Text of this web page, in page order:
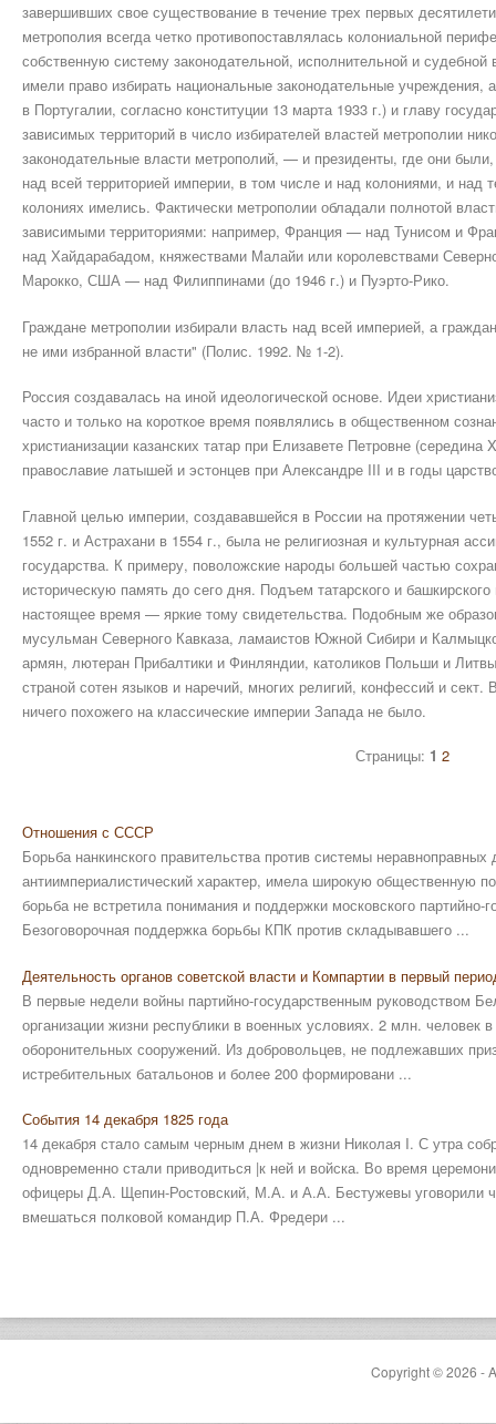
завершивших свое существо­вание в течение трех первых
метрополия всегда четко противопоставлялась колониальной
собственную систему законодательной, исполнительной и
имели право избирать национальные законодательные учреждения,
в Португалии, согласно конституции 13 марта 1933 г.) и главу
зависимых территорий в число избирателей властей метрополии
законодательные власти метрополий, — и президенты, где они
над всей территорией империи, в том числе и над колониями, и
колониях имелись. Фактически метрополии обладали полнотой
зависимыми территориями: например, Франция — над Тунисом и
над Хайдарабадом, княжествами Малайи или королевствами
Марокко, США — над Филиппинами (до 1946 г.) и Пуэрто-Рико.
Граждане метрополии избирали власть над всей империей, а
не ими избранной власти" (Полис. 1992. № 1-2).
Россия создавалась на иной идеологической основе. Идеи
часто и только на короткое время появлялись в общественном
христианизации казанских татар при Елизавете Петровне
православие латышей и эстонцев при Александре III и в годы
Главной целью империи, создававшейся в России на протяжении
1552 г. и Астрахани в 1554 г., была не религиозная и культурная
государства. К примеру, поволожские народы большей частью
историческую память до сего дня. Подъем татарского и
настоящее время — яркие тому свидетельства. Подобным же
мусульман Северного Кавказа, ламаистов Южной Сибири и
армян, лютеран Прибалтики и Финляндии, католиков Польши и
страной сотен языков и наречий, многих религий, конфессий и
ничего похожего на классические империи Запада не было.
Страницы: 1 2
Отношения с СССР
Борьба нанкинского правительства против системы
антиимпериалистический характер, имела широкую общественную
борьба не встретила понимания и поддержки московского партийно-
Безоговорочная поддержка борьбы КПК против складывавшего ...
Деятельность органов советской власти и Компартии в первый
В первые недели войны партийно-государственным руководством
организации жизни республики в военных условиях. 2 млн. человек
оборонительных сооружений. Из добровольцев, не подлежавших
истребительных батальонов и более 200 формировани ...
События 14 декабря 1825 года
14 декабря стало самым черным днем в жизни Николая I. С утра
одновременно стали приводиться |к ней и войска. Во время
офицеры Д.А. Щепин-Ростовский, М.А. и А.А. Бестужевы уговорили
вмешаться полковой командир П.А. Фредери ...
Copyright © 2026 -